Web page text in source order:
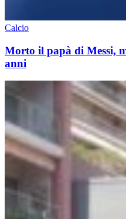
Calcio
Morto il papà di Messi,
anni